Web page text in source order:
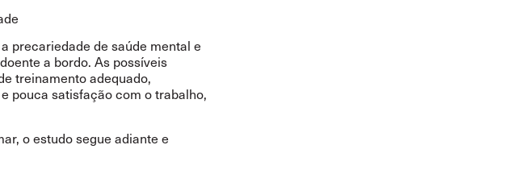
precariedade de saúde mental e
a bordo. As possíveis
treinamento adequado,
pouca satisfação com o trabalho,
o estudo segue adiante e